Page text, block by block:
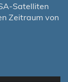
Satelliten
Zeitraum von